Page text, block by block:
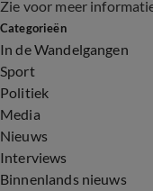
Zie voor meer
Categorieën
In de Wandelgangen
Sport
Politiek
Media
Nieuws
Interviews
Binnenlands nieuws